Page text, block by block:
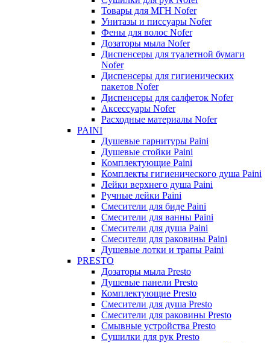
Товары для МГН Nofer
Унитазы и писсуары Nofer
Фены для волос Nofer
Дозаторы мыла Nofer
Диспенсеры для туалетной бумаги
Nofer
Диспенсеры для гигиенических
пакетов Nofer
Диспенсеры для салфеток Nofer
Аксессуары Nofer
Расходные материалы Nofer
PAINI
Душевые гарнитуры Paini
Душевые стойки Paini
Комплектующие Paini
Комплекты гигиенического душа Paini
Лейки верхнего душа Paini
Ручные лейки Paini
Смесители для биде Paini
Смесители для ванны Paini
Смесители для душа Paini
Смесители для раковины Paini
Душевые лотки и трапы Paini
PRESTO
Дозаторы мыла Presto
Душевые панели Presto
Комплектующие Presto
Смесители для душа Presto
Смесители для раковины Presto
Смывные устройства Presto
Сушилки для рук Presto